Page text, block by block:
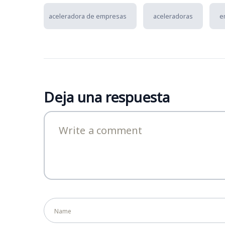
aceleradora de empresas aceleradoras
Deja una respuesta